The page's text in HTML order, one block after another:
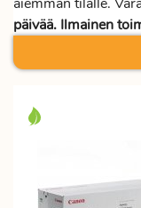
päivää. Ilmainen